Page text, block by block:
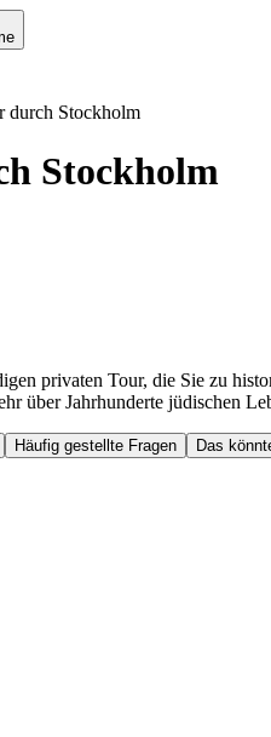
durch Stockholm
Stockholm
privaten Tour, die Sie zu
über Jahrhunderte jüdischen
Häufig gestellte Fragen Das